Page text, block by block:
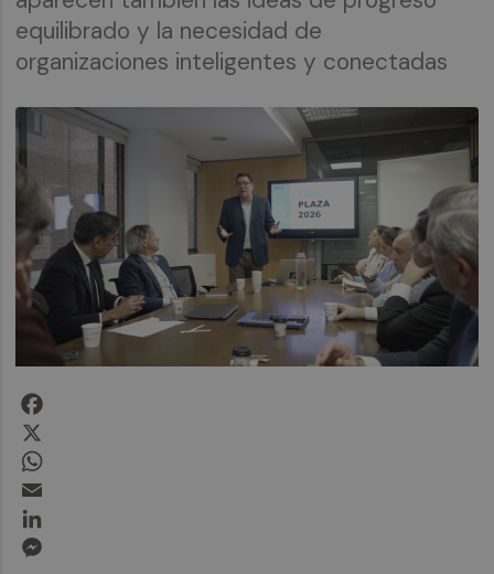
equilibrado y la necesidad de
organizaciones inteligentes y conectadas